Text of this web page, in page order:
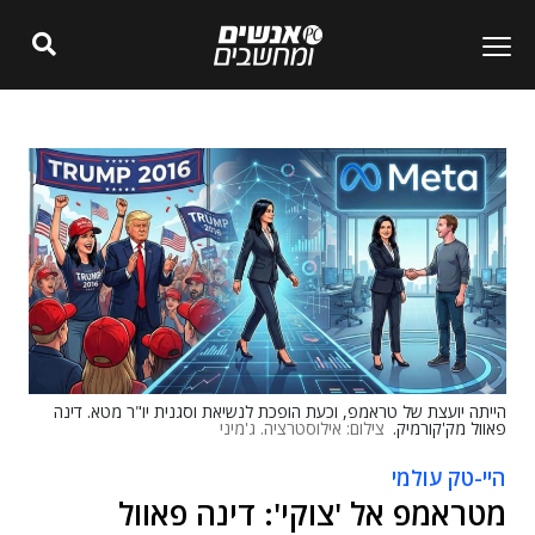
הייתה יועצת של טראמפ, וכעת הופכת לנשיאת וסגנית יו"ר מטא. דינה
פאוול מק'קורמיק. צילום: אילוסטרציה. ג'מיני
היי-טק עולמי
מטראמפ אל 'צוקי': דינה פאוול